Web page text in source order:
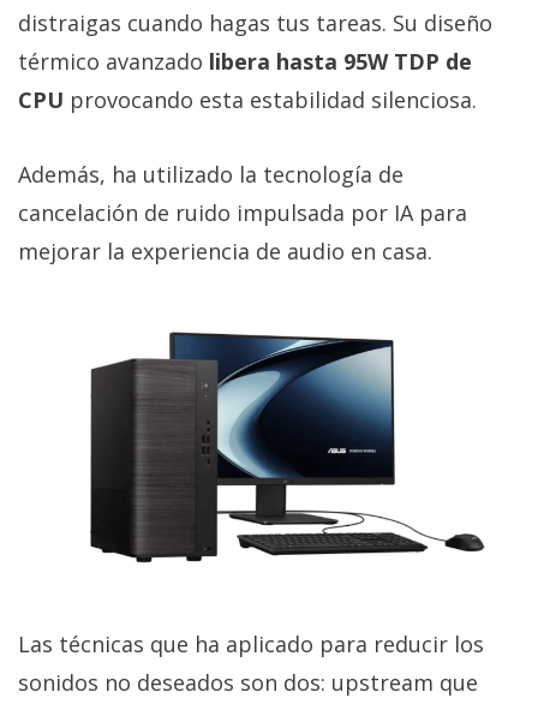
distraigas cuando hagas tus tareas. Su diseño
térmico avanzado libera hasta 95W TDP de
CPU provocando esta estabilidad silenciosa.
Además, ha utilizado la tecnología de
cancelación de ruido impulsada por IA para
mejorar la experiencia de audio en casa.
Las técnicas que ha aplicado para reducir los
sonidos no deseados son dos: upstream que